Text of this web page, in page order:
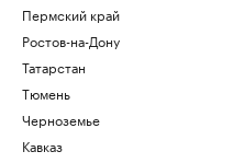
Пермский край
Ростов-на-Дону
Татарстан
Тюмень
Черноземье
Кавказ